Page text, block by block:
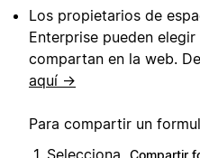
Los propietarios de
Enterprise pueden
compartan en la web.
aquí →
Para compartir un
Selecciona
Compartir